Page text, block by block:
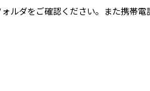
ルダをご確認ください。また携帯